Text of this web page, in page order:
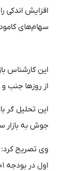
افزایش اندکی
سهام‌های
این کارشناس
از روز‌ها جنب
این تحلیل گر
جوش به بازار
وی تصریح کرد:
اول در بودجه ۱۴۰۱ شرکت‌ها با رشد هزینه‌ها از جمله افزایش هزینه گاز مصرفی مواجه هستند.